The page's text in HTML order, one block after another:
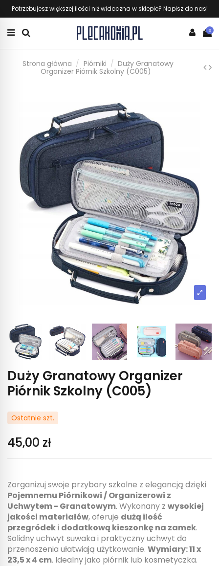
Potrzebujesz większej ilości niż widoczna w sklepie? Napisz do nas!
0
Strona główna Piórniki
Duży Granatowy
Organizer Piórnik Szkolny (C005)
Duży Granatowy Organizer
Piórnik Szkolny (C005)
Ostatnie szt.
45,00 zł
Zorganizuj swoje przybory szkolne z elegancją dzięki
Pojemnemu Piórnikowi / Organizerowi z
Uchwytem - Granatowym. Wykonany z wysokiej
jakości materiałów, oferuje dużą ilość
przegródeki dodatkową kieszonkę na zamek.
Solidny uchwyt suwaka i praktyczny uchwyt do
przenoszenia ułatwiają użytkowanie. Wymiary: 11 x
23,5 x 4 cm. Idealny jako piórnik lub kosmetyczka.